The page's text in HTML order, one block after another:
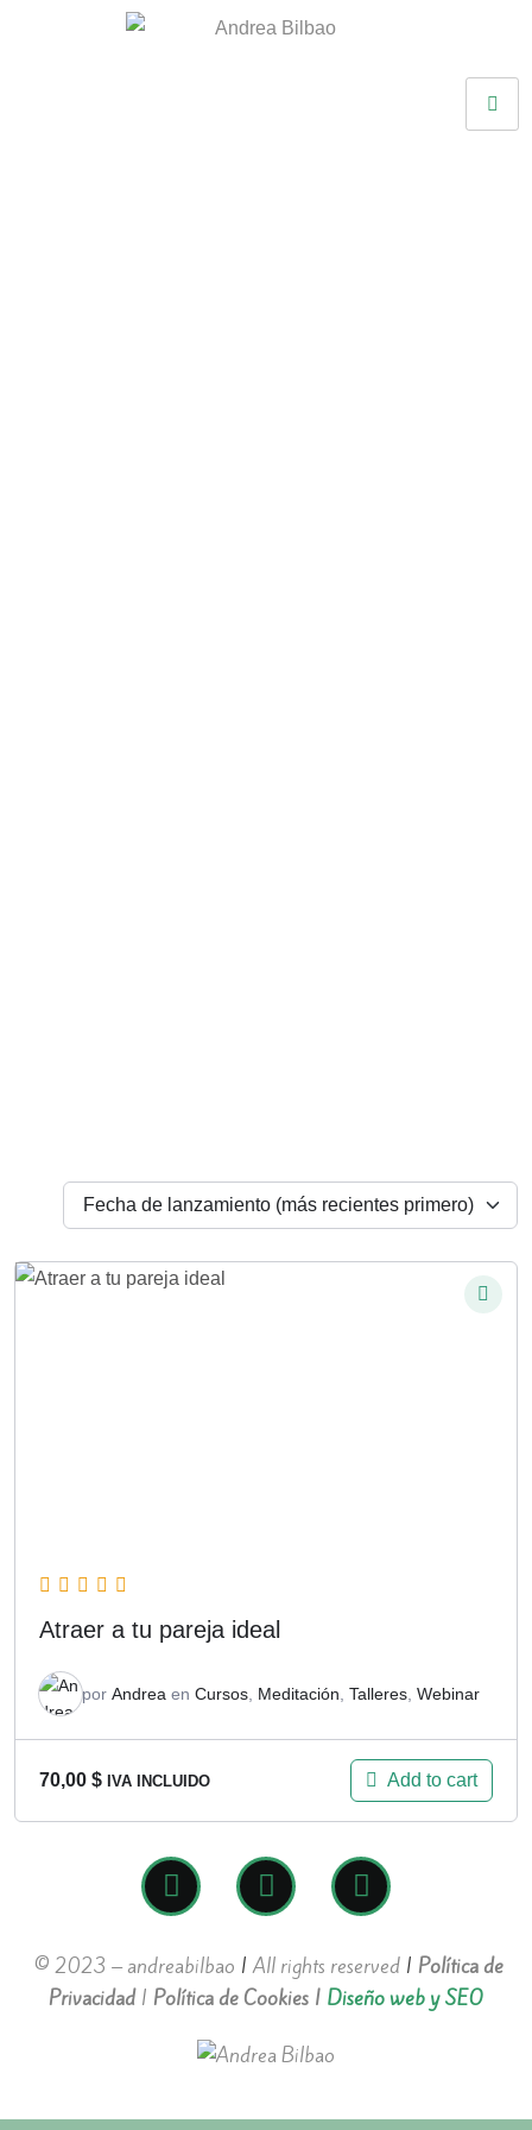
Atraer a tu pareja ideal
por Andrea en Cursos Meditación Talleres Webinar
70,00 $ IVA INCLUIDO Add to cart
© 2023 – andreabilbao | All rights reserved | Política de
Privacidad| Política de Cookies | Diseño web y SEO